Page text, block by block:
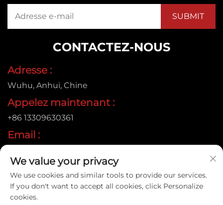
CONTACTEZ-NOUS
Adresse :
Wuhu, Anhui, Chine
Appelez maintenant :
+86 13309630361
Email :
Copyright © 2026 Anhui Jujie Automation Technology
Co.,LTD. Tous droits réservés. |
We value your privacy
We use cookies and similar tools to provide our services.
If you don't want to accept all cookies, click Personalize
cookies.